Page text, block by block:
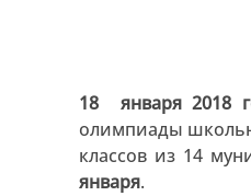
18 января 2018
олимпиады
классов из 14
января.